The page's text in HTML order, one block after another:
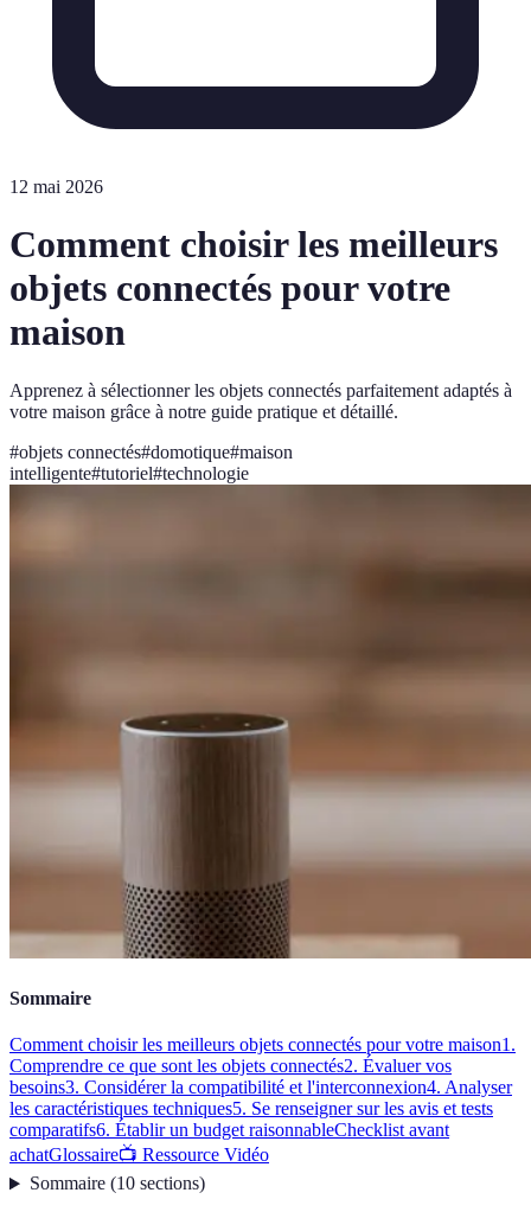
12 mai 2026
Comment choisir les meilleurs
objets connectés pour votre
maison
Apprenez à sélectionner les objets connectés parfaitement adaptés à
votre maison grâce à notre guide pratique et détaillé.
#objets connectés#domotique#maison
intelligente#tutoriel#technologie
Sommaire
Comment choisir les meilleurs objets connectés pour votre maison1.
Comprendre ce que sont les objets connectés2. Évaluer vos
besoins3. Considérer la compatibilité et l'interconnexion4. Analyser
les caractéristiques techniques5. Se renseigner sur les avis et tests
comparatifs6. Établir un budget raisonnableChecklist avant
achatGlossaire📺 Ressource Vidéo
Sommaire(10 sections)